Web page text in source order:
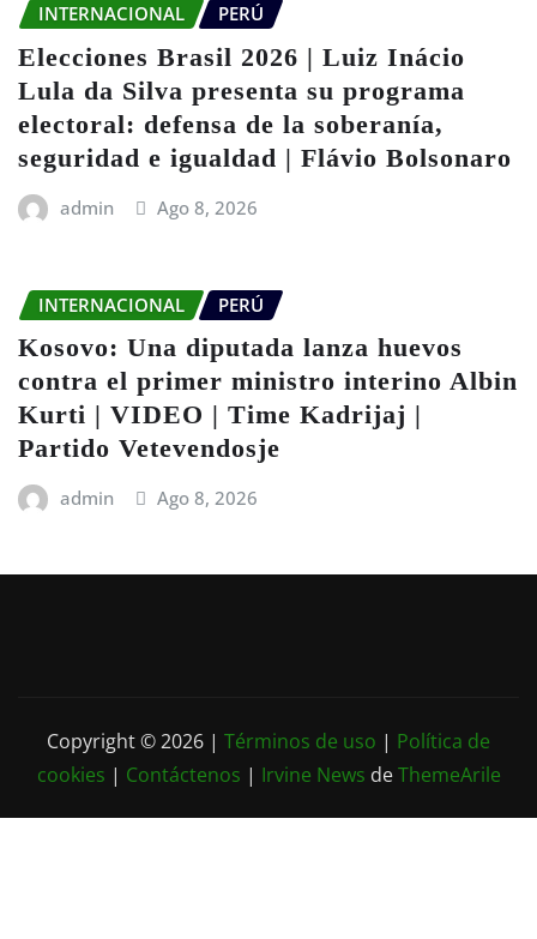
INTERNACIONAL PERÚ
Elecciones Brasil 2026 | Luiz Inácio
Lula da Silva presenta su programa
electoral: defensa de la soberanía,
seguridad e igualdad | Flávio Bolsonaro
admin Ago 8, 2026
INTERNACIONAL PERÚ
Kosovo: Una diputada lanza huevos
contra el primer ministro interino Albin
Kurti | VIDEO | Time Kadrijaj |
Partido Vetevendosje
admin Ago 8, 2026
Copyright © 2026 | Términos de uso | Política de
cookies | Contáctenos | Irvine News deThemeArile